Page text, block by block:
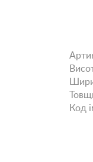
Код